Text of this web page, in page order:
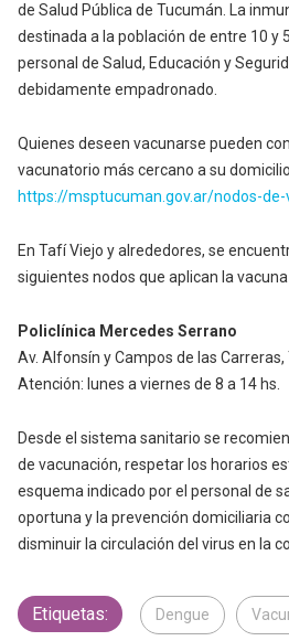
de Salud Pública de Tucumán. La
destinada a la población de entre 10 y
personal de Salud, Educación y
debidamente empadronado.
Quienes deseen vacunarse pueden
vacunatorio más cercano a su
https://msptucuman.gov.ar/nodos-
En Tafí Viejo y alrededores, se
siguientes nodos que aplican la
Policlínica Mercedes Serrano
Av. Alfonsín y Campos de las Carreras,
Atención: lunes a viernes de 8 a 14 hs.
Desde el sistema sanitario se
de vacunación, respetar los horarios
esquema indicado por el personal de
oportuna y la prevención domiciliaria
disminuir la circulación del virus en la
Etiquetas: Dengue